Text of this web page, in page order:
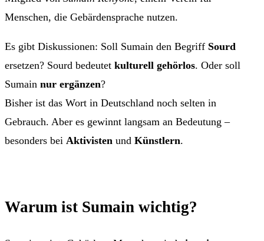
Menschen, die Gebärdensprache nutzen.
Es gibt Diskussionen: Soll Sumain den Begriff Sourd
ersetzen? Sourd bedeutet kulturell gehörlos. Oder soll
Sumain nur ergänzen?
Bisher ist das Wort in Deutschland noch selten in
Gebrauch. Aber es gewinnt langsam an Bedeutung –
besonders bei Aktivisten und Künstlern.
Warum ist Sumain wichtig?